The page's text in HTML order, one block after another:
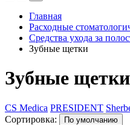
Главная
Расходные
Средства ухода за
Зубные щетки
Зубные щетки
CS Medica PRESIDENT
Сортировка:
По умолчанию